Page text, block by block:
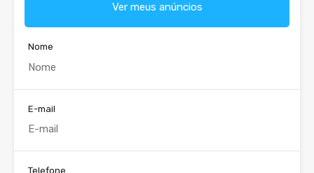
Ver meus anúncios
Nome
E-mail
Telefone